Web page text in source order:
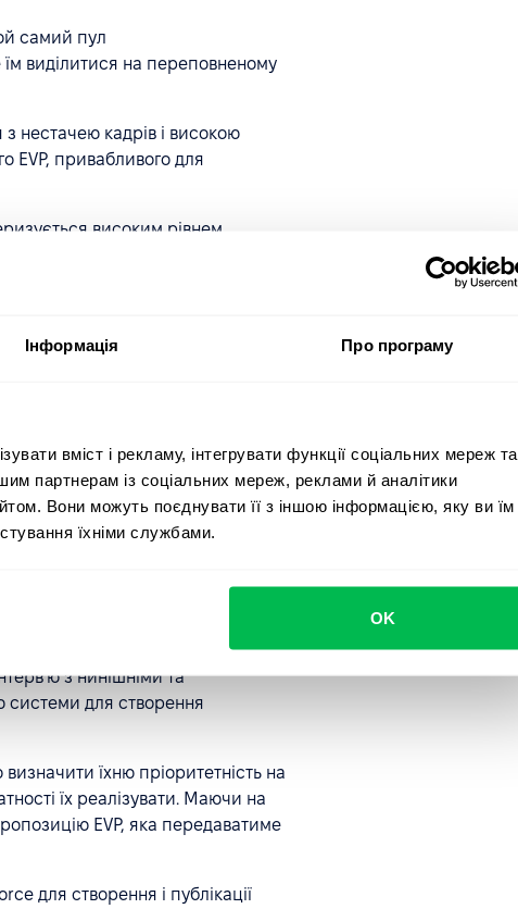
Інформація Про програму
вміст і рекламу, інтегрувати функції соціальних мереж та
партнерам із соціальних мереж, реклами й аналітики
Вони можуть поєднувати її з іншою інформацією, яку ви їм
їхніми службами.
OK
самий пул
їм виділитися на переповненому
нестачею кадрів і високою
EVP, привабливого для
високим рівнем
залученими, ніж конкуренти.
з великими, більш
стартапам залучити й
галузі.
включаючи місію,
різні посадові ролі,
цільові працівники найбільше
з нинішніми та
системи для створення
їхню пріоритетність на
їх реалізувати. Маючи на
EVP, яка передаватиме
для створення і публікації